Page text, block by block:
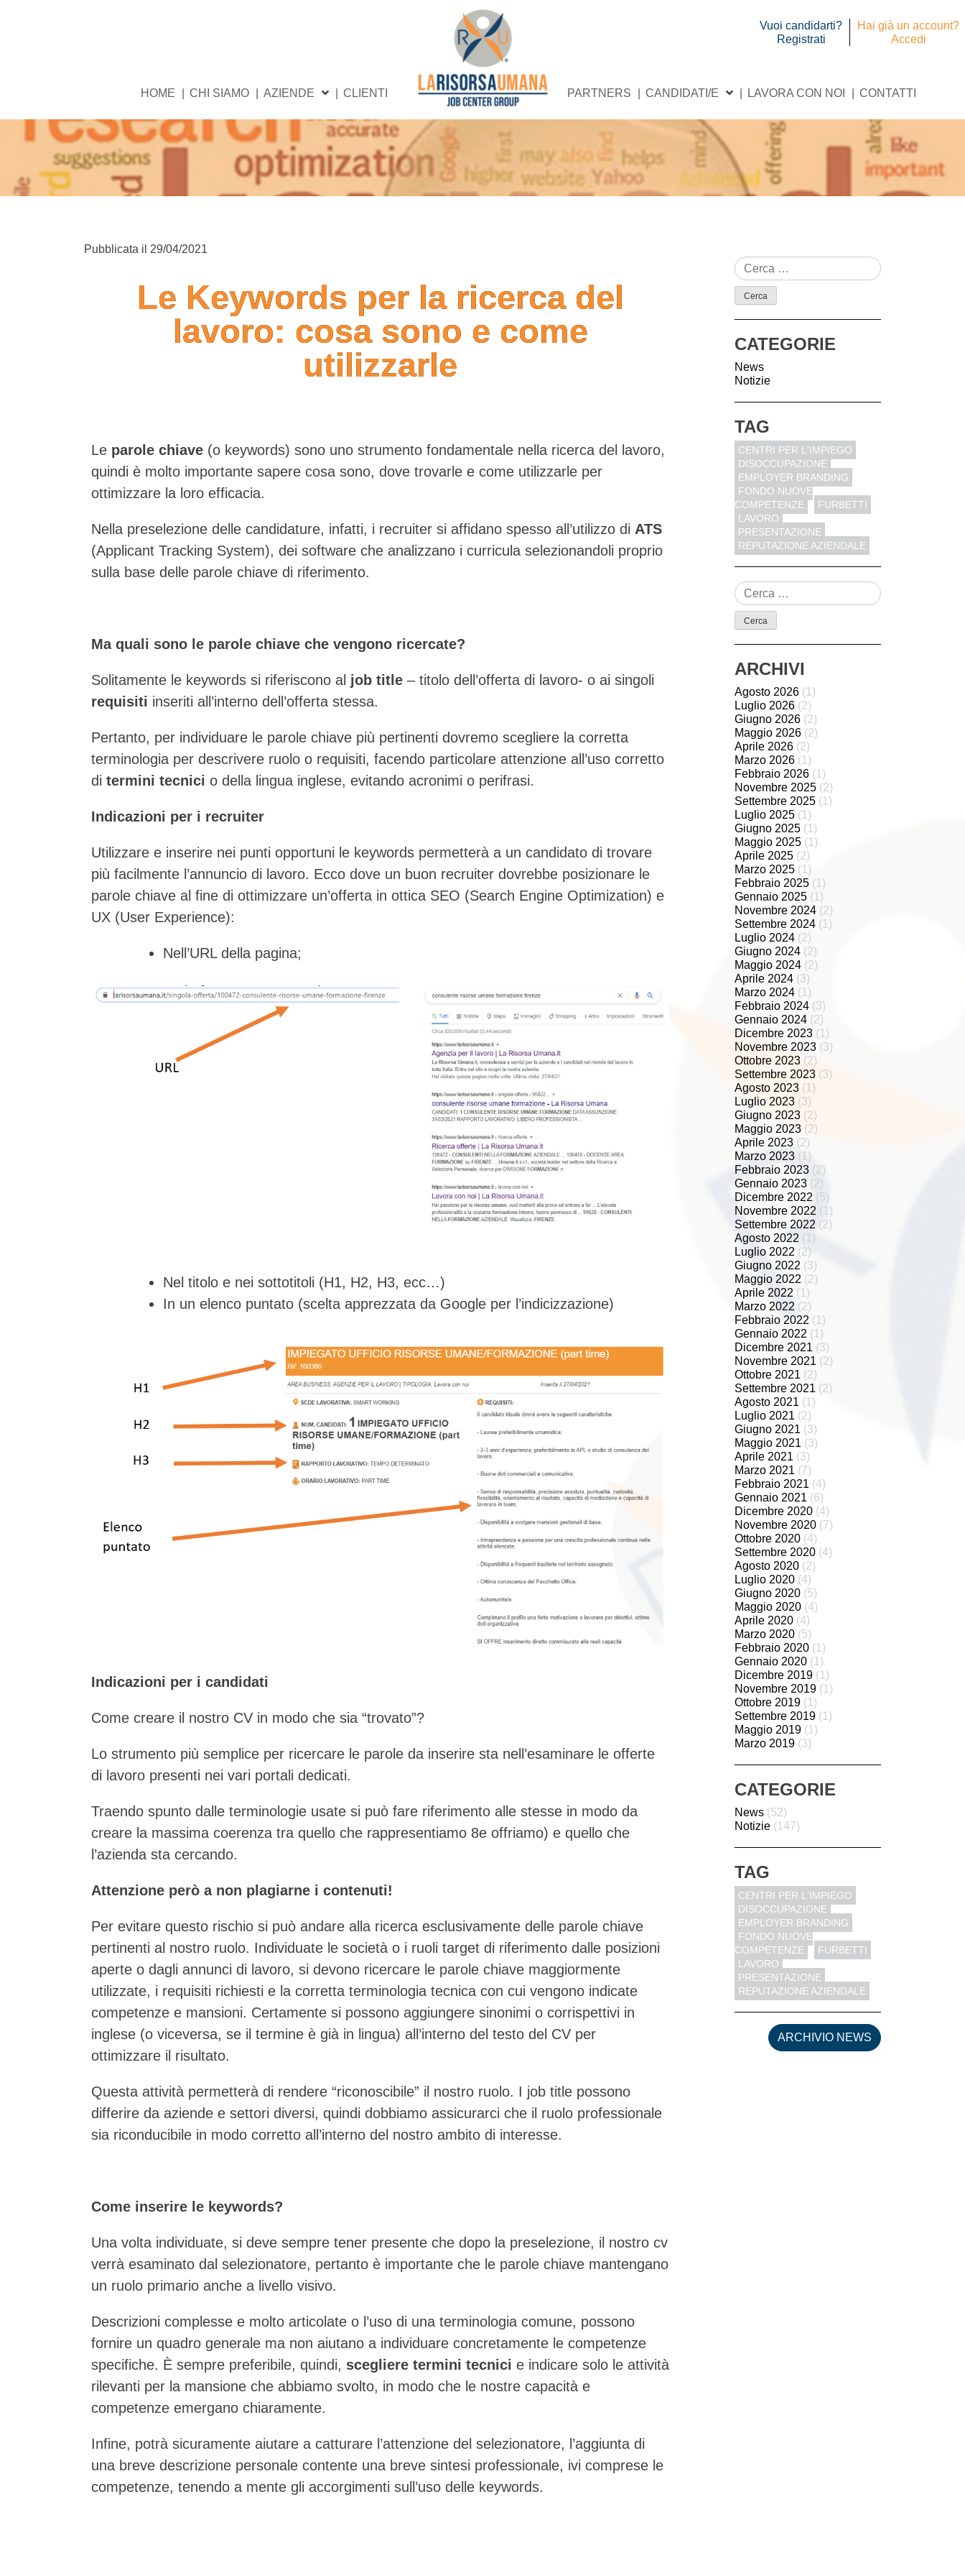
Vuoi candidarti?
Registrati
Hai già un account?
Accedi
HOME CHI SIAMO AZIENDE CLIENTI PARTNERS CANDIDATI/E LAVORA CON NOI CONTATTI
Pubblicata il 29/04/2021
Le Keywords per la ricerca del
lavoro: cosa sono e come
utilizzarle
Le parole chiave (o keywords) sono uno strumento fondamentale nella ricerca del lavoro,
quindi è molto importante sapere cosa sono, dove trovarle e come utilizzarle per
ottimizzare la loro efficacia.
Nella preselezione delle candidature, infatti, i recruiter si affidano spesso all’utilizzo di ATS
(Applicant Tracking System), dei software che analizzano i curricula selezionandoli proprio
sulla base delle parole chiave di riferimento.
Ma quali sono le parole chiave che vengono ricercate?
Solitamente le keywords si riferiscono al job title – titolo dell’offerta di lavoro- o ai singoli
requisiti inseriti all’interno dell’offerta stessa.
Pertanto, per individuare le parole chiave più pertinenti dovremo scegliere la corretta
terminologia per descrivere ruolo o requisiti, facendo particolare attenzione all’uso corretto
di termini tecnici o della lingua inglese, evitando acronimi o perifrasi.
Indicazioni per i recruiter
Utilizzare e inserire nei punti opportuni le keywords permetterà a un candidato di trovare
più facilmente l’annuncio di lavoro. Ecco dove un buon recruiter dovrebbe posizionare le
parole chiave al fine di ottimizzare un’offerta in ottica SEO (Search Engine Optimization) e
UX (User Experience):
Nell’URL della pagina;
Nel titolo e nei sottotitoli (H1, H2, H3, ecc…)
In un elenco puntato (scelta apprezzata da Google per l’indicizzazione)
Indicazioni per i candidati
Come creare il nostro CV in modo che sia “trovato”?
Lo strumento più semplice per ricercare le parole da inserire sta nell’esaminare le offerte
di lavoro presenti nei vari portali dedicati.
Traendo spunto dalle terminologie usate si può fare riferimento alle stesse in modo da
creare la massima coerenza tra quello che rappresentiamo 8e offriamo) e quello che
l’azienda sta cercando.
Attenzione però a non plagiarne i contenuti!
Per evitare questo rischio si può andare alla ricerca esclusivamente delle parole chiave
pertinenti al nostro ruolo. Individuate le società o i ruoli target di riferimento dalle posizioni
aperte o dagli annunci di lavoro, si devono ricercare le parole chiave maggiormente
utilizzate, i requisiti richiesti e la corretta terminologia tecnica con cui vengono indicate
competenze e mansioni. Certamente si possono aggiungere sinonimi o corrispettivi in
inglese (o viceversa, se il termine è già in lingua) all’interno del testo del CV per
ottimizzare il risultato.
Questa attività permetterà di rendere “riconoscibile” il nostro ruolo. I job title possono
differire da aziende e settori diversi, quindi dobbiamo assicurarci che il ruolo professionale
sia riconducibile in modo corretto all’interno del nostro ambito di interesse.
Come inserire le keywords?
Una volta individuate, si deve sempre tener presente che dopo la preselezione, il nostro cv
verrà esaminato dal selezionatore, pertanto è importante che le parole chiave mantengano
un ruolo primario anche a livello visivo.
Descrizioni complesse e molto articolate o l’uso di una terminologia comune, possono
fornire un quadro generale ma non aiutano a individuare concretamente le competenze
specifiche. È sempre preferibile, quindi, scegliere termini tecnici e indicare solo le attività
rilevanti per la mansione che abbiamo svolto, in modo che le nostre capacità e
competenze emergano chiaramente.
Infine, potrà sicuramente aiutare a catturare l’attenzione del selezionatore, l’aggiunta di
una breve descrizione personale contente una breve sintesi professionale, ivi comprese le
competenze, tenendo a mente gli accorgimenti sull’uso delle keywords.
CATEGORIE
News
Notizie
TAG
CENTRI PER L'IMPIEGO
DISOCCUPAZIONE
EMPLOYER BRANDING
FONDO NUOVE
COMPETENZE
FURBETTI
LAVORO
PRESENTAZIONE
REPUTAZIONE AZIENDALE
ARCHIVI
Agosto 2026 (1)
Luglio 2026 (2)
Giugno 2026 (2)
Maggio 2026 (2)
Aprile 2026 (2)
Marzo 2026 (1)
Febbraio 2026 (1)
Novembre 2025 (2)
Settembre 2025 (1)
Luglio 2025 (1)
Giugno 2025 (1)
Maggio 2025 (1)
Aprile 2025 (2)
Marzo 2025 (1)
Febbraio 2025 (1)
Gennaio 2025 (1)
Novembre 2024 (2)
Settembre 2024 (1)
Luglio 2024 (2)
Giugno 2024 (2)
Maggio 2024 (2)
Aprile 2024 (3)
Marzo 2024 (1)
Febbraio 2024 (3)
Gennaio 2024 (2)
Dicembre 2023 (1)
Novembre 2023 (3)
Ottobre 2023 (2)
Settembre 2023 (3)
Agosto 2023 (1)
Luglio 2023 (3)
Giugno 2023 (2)
Maggio 2023 (2)
Aprile 2023 (2)
Marzo 2023 (1)
Febbraio 2023 (2)
Gennaio 2023 (2)
Dicembre 2022 (5)
Novembre 2022 (1)
Settembre 2022 (2)
Agosto 2022 (1)
Luglio 2022 (2)
Giugno 2022 (3)
Maggio 2022 (2)
Aprile 2022 (1)
Marzo 2022 (2)
Febbraio 2022 (1)
Gennaio 2022 (1)
Dicembre 2021 (3)
Novembre 2021 (2)
Ottobre 2021 (2)
Settembre 2021 (2)
Agosto 2021 (1)
Luglio 2021 (2)
Giugno 2021 (3)
Maggio 2021 (3)
Aprile 2021 (3)
Marzo 2021 (7)
Febbraio 2021 (4)
Gennaio 2021 (6)
Dicembre 2020 (4)
Novembre 2020 (7)
Ottobre 2020 (4)
Settembre 2020 (4)
Agosto 2020 (2)
Luglio 2020 (4)
Giugno 2020 (5)
Maggio 2020 (4)
Aprile 2020 (4)
Marzo 2020 (5)
Febbraio 2020 (1)
Gennaio 2020 (1)
Dicembre 2019 (1)
Novembre 2019 (1)
Ottobre 2019 (1)
Settembre 2019 (1)
Maggio 2019 (1)
Marzo 2019 (3)
CATEGORIE
News (52)
Notizie (147)
TAG
CENTRI PER L'IMPIEGO
DISOCCUPAZIONE
EMPLOYER BRANDING
FONDO NUOVE
COMPETENZE
FURBETTI
LAVORO
PRESENTAZIONE
REPUTAZIONE AZIENDALE
ARCHIVIO NEWS